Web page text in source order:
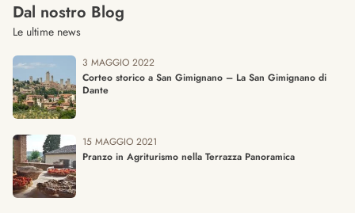
Dal nostro Blog
Le ultime news
3 MAGGIO 2022
Corteo storico a San Gimignano – La San Gimignano di
Dante
15 MAGGIO 2021
Pranzo in Agriturismo nella Terrazza Panoramica